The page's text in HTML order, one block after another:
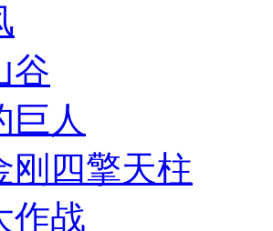
谷
巨人
刚四擎天柱
作战